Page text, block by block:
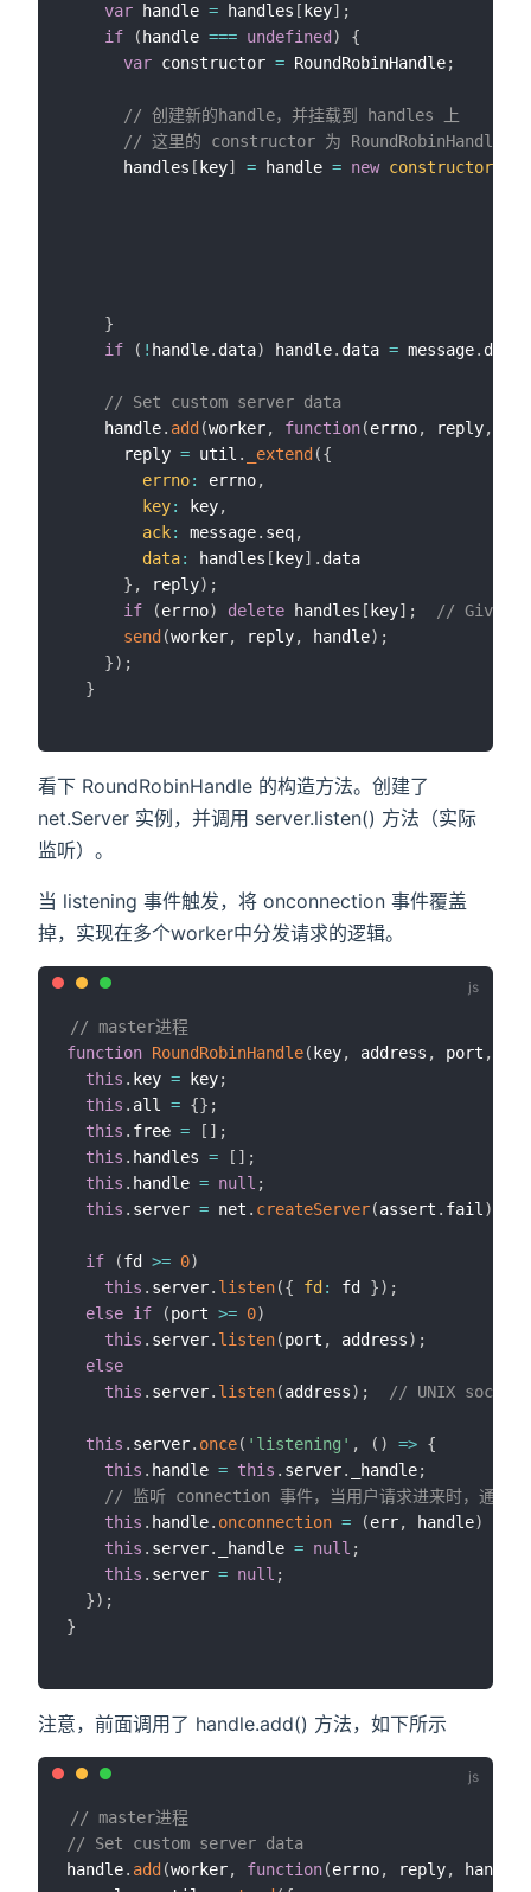
var handle = handles [ key] ;
if
( handle === undefined )
{
var constructor = RoundRobinHandle;
// 创建新的handle，并挂载到 handles 上
// 这里的 constructor 为 RoundRobinHandle
      handles
[ key] = handle = new constructor
}
if
( ! handle. data) handle. data = message. data
// Set custom server data
    handle
. add (worker, function(errno, reply,
      reply
= util . _extend ({
errno: errno,
key: key,
ack: message. seq,
data: handles [ key] . data
} , reply) ;
if
(errno) delete handles [ key] ;
// Gives
send (worker, reply, handle) ;
}) ;
}
看下 RoundRobinHandle 的构造方法。创建了
net.Server 实例，并调用 server.listen() 方法（实际
监听）。
当 listening 事件触发，将 onconnection 事件覆盖
掉，实现在多个worker中分发请求的逻辑。
// master进程
function RoundRobinHandle( key, address , port ,
this . key = key;
this . all = {} ;
this . free = [ ] ;
this . handles = [ ] ;
this . handle = null ;
this . server = net . createServer(assert . fail )
if (fd >= 0)
this . server. listen({ fd : fd }) ;
else if (port >= 0)
this . server. listen(port , address) ;
else
this . server. listen(address) ; // UNIX socket
this . server. once( 'listening' , ( ) => {
this . handle = this . server. _handle;
// 监听 connection 事件，当用户请求进来时，通
this . handle. onconnection = (err, handle)
this . server. _handle = null ;
this . server = null ;
}) ;
}
注意，前面调用了 handle.add() 方法，如下所示
// master进程
// Set custom server data
handle. add(worker, function(errno, reply, handle